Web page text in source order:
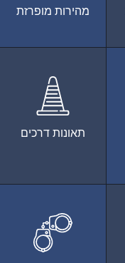
מהירות מופרזת
תאונות דרכים